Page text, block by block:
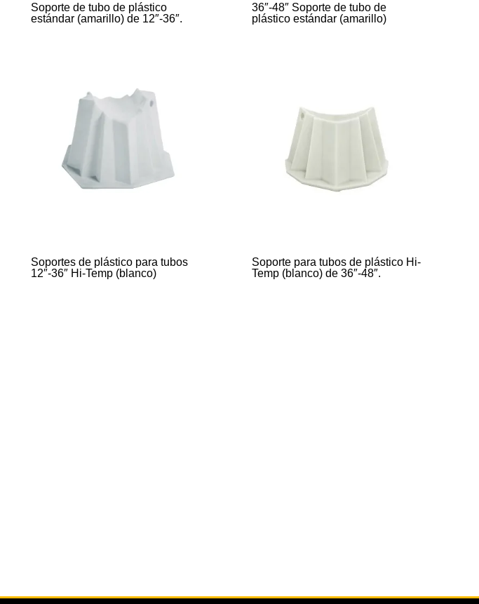
Soporte de tubo de plástico
estándar (amarillo) de 12″-36″.
36″-48″ Soporte de tubo de
plástico estándar (amarillo)
Soportes de plástico para tubos
12″-36″ Hi-Temp (blanco)
Soporte para tubos de plástico Hi-
Temp (blanco) de 36″-48″.